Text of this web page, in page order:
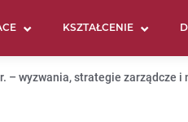
KSZTAŁCENIE
– wyzwania, strategie zarządcze i